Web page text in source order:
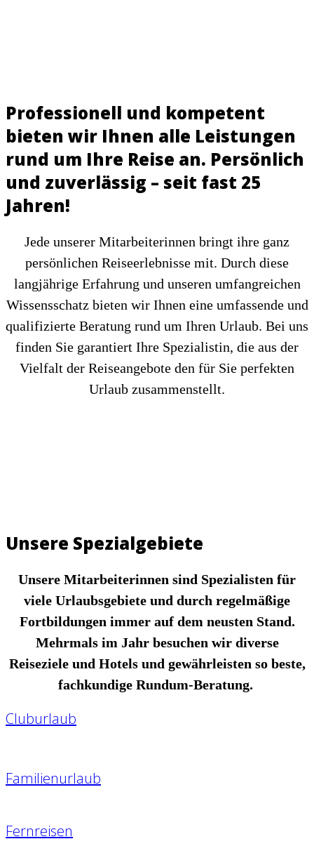
Professionell und kompetent
bieten wir Ihnen alle Leistungen
rund um Ihre Reise an. Persönlich
und zuverlässig – seit fast 25
Jahren!
Jede unserer Mitarbeiterinnen bringt ihre ganz
persönlichen Reiseerlebnisse mit. Durch diese
langjährige Erfahrung und unseren umfangreichen
Wissensschatz bieten wir Ihnen eine umfassende und
qualifizierte Beratung rund um Ihren Urlaub. Bei uns
finden Sie garantiert Ihre Spezialistin, die aus der
Vielfalt der Reiseangebote den für Sie perfekten
Urlaub zusammenstellt.
Unsere Spezialgebiete
Unsere Mitarbeiterinnen sind Spezialisten für
viele Urlaubsgebiete und durch regelmäßige
Fortbildungen immer auf dem neusten Stand.
Mehrmals im Jahr besuchen wir diverse
Reiseziele und Hotels und gewährleisten so beste,
fachkundige Rundum-Beratung.
Cluburlaub
Familienurlaub
Fernreisen